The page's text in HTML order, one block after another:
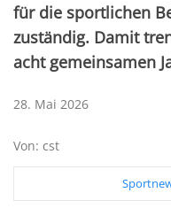
für die sportlichen
zuständig. Damit
acht gemeinsamen
28. Mai 2026
Von: cst